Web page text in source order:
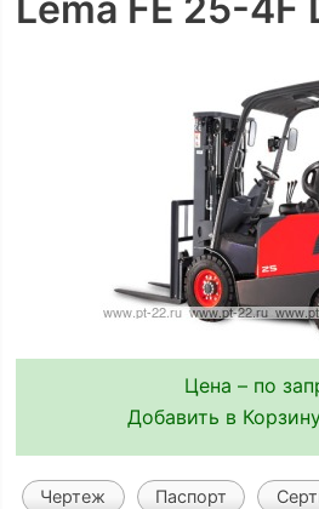
Цена – по
Добавить в
Чертеж Паспорт